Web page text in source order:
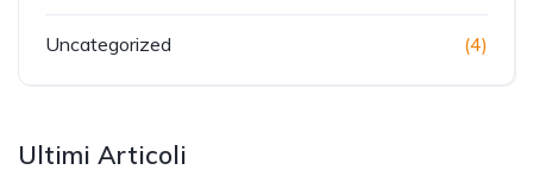
Uncategorized (4)
Ultimi Articoli